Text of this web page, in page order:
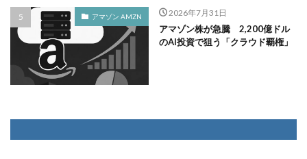
アマゾン AMZN 2026年7月31日
アマゾン株が急騰 2,200億ドル
のAI投資で狙う「クラウド覇権」